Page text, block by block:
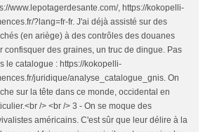
www.lepotagerdesante.com/, https://kokopelli-
?lang=fr-fr. J'ai déjà assisté sur des
(en ariège) à des contrôles des douanes
confisquer des graines, un truc de dingue. Pas
le catalogue : https://kokopelli-
juridique/analyse_catalogue_gnis. On
sur la tête dans ce monde, occidental en
/> <br /> 3 - On se moque des
américains. C'est sûr que leur délire à la